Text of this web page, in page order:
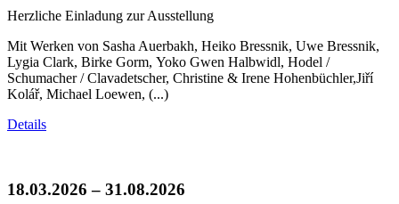
Herzliche Einladung zur Ausstellung
Mit Werken von Sasha Auerbakh, Heiko Bressnik, Uwe Bressnik,
Lygia Clark, Birke Gorm, Yoko Gwen Halbwidl, Hodel /
Schumacher / Clavadetscher, Christine & Irene Hohenbüchler,Jiří
Kolář, Michael Loewen, (...)
Details
18.03.2026 – 31.08.2026